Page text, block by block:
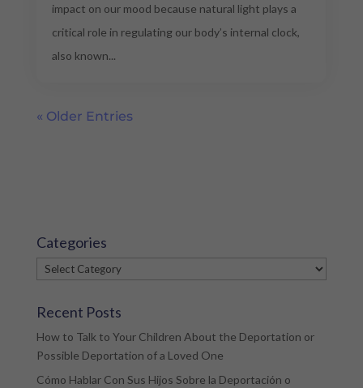
impact on our mood because natural light plays a
critical role in regulating our body’s internal clock,
also known...
« Older Entries
Categories
Categories
Recent Posts
How to Talk to Your Children About the Deportation or
Possible Deportation of a Loved One
Cómo Hablar Con Sus Hijos Sobre la Deportación o